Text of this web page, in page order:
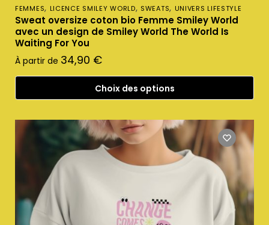
FEMMES, LICENCE SMILEY WORLD, SWEATS, UNIVERS LIFESTYLE
Sweat oversize coton bio Femme Smiley World
avec un design de Smiley World The World Is
Waiting For You
À partir de 34,90 €
Choix des options